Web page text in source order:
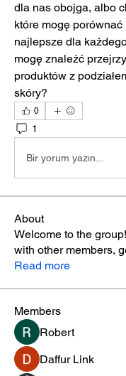
dla nas obojga, albo
które mogę porównać
najlepsze dla
mogę znaleźć
produktów z
skóry?
0
1
Bir yorum yazın...
About
Welcome to the
with other members,
Read more
Members
Robert
Daffur Link